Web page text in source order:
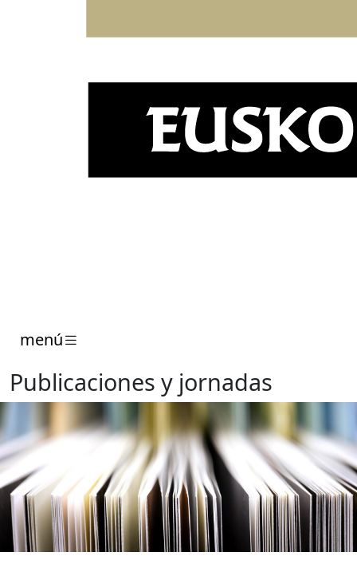
menú
Publicaciones y jornadas